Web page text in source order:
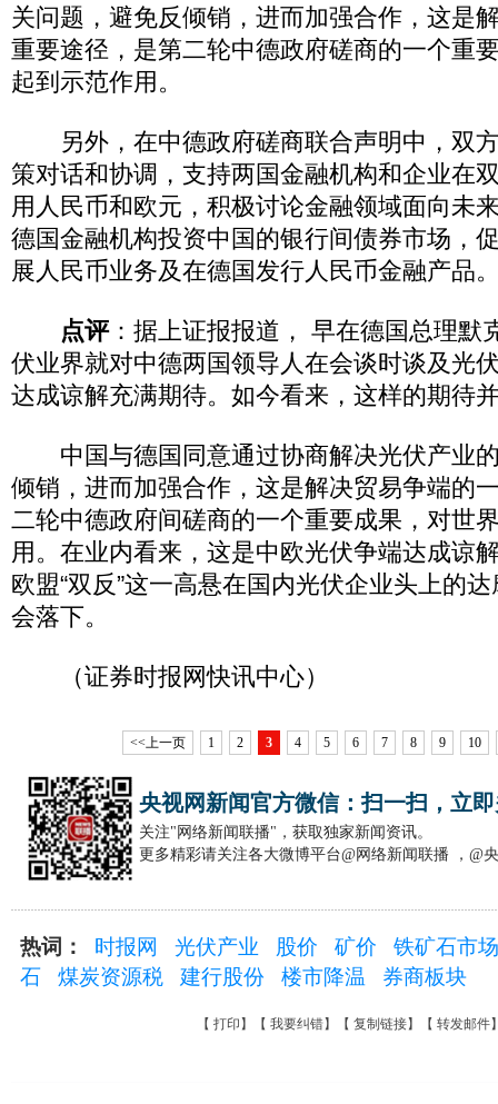
关问题，避免反倾销，进而加强合作，这是
重要途径，是第二轮中德政府磋商的一个重
起到示范作用。
另外，在中德政府磋商联合声明中，双
策对话和协调，支持两国金融机构和企业在
用人民币和欧元，积极讨论金融领域面向未
德国金融机构投资中国的银行间债券市场，
展人民币业务及在德国发行人民币金融产品
点评：据上证报报道， 早在德国总理默
伏业界就对中德两国领导人在会谈时谈及光
达成谅解充满期待。如今看来，这样的期待
中国与德国同意通过协商解决光伏产业
倾销，进而加强合作，这是解决贸易争端的
二轮中德政府间磋商的一个重要成果，对世
用。在业内看来，这是中欧光伏争端达成谅
欧盟“双反”这一高悬在国内光伏企业头上的
会落下。
（证券时报网快讯中心）
<<上一页 1 2 3 4 5 6 7 8 9 10
央视网新闻官方微信：扫一扫，立
关注"网络新闻联播"，获取独家新闻资讯。
更多精彩请关注各大微博平台@网络新闻联播 ，@
热词： 时报网 光伏产业 股价 矿价
铁矿石市
石
煤炭资源税 建行股份 楼市降温 券商板块
【 打印 】【 我要纠错】【 复制链接】【 转发邮件